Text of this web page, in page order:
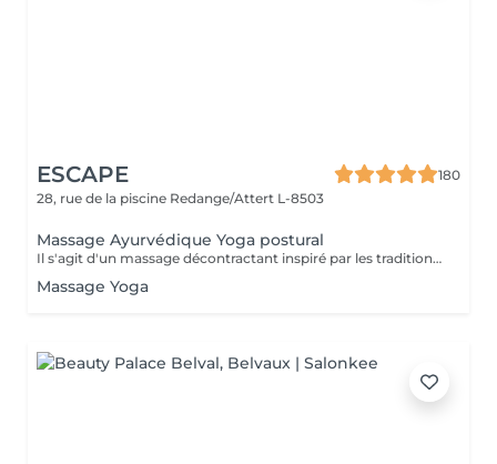
ESCAPE
180
28, rue de la piscine Redange/Attert L-8503
Massage Ayurvédique Yoga postural
Il s'agit d'un massage décontractant inspiré par les traditions indiennes d'Ayurvéda et de Yoga. Cette technique qui permet de redonner de l'élasticité à la colonne vertébrale, utilise des mouvements, des flexions et des torsions qui sont parfaitement harmonisées entre elles, ce qui va permettre au corps de s'étirer et de s'échauffer. La technique peut se réaliser avec les mains et avec les pieds, en fonction du cas. BÉNÉFICES DU MASSAGE AYURDÉVIQUE YOGA POSTURAL Connexion avec une respiration consciente Promeut la flexibilité des muscles et la mobilité des articulations Aide à améliorer la posture en contribuant au bien-être et à l'équilibre du corps.
Massage Yoga